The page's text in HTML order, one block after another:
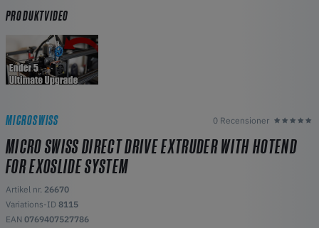
PRODUKTVIDEO
MICROSWISS 0 Recensioner
MICRO SWISS DIRECT DRIVE EXTRUDER WITH HOTEND
FOR EXOSLIDE SYSTEM
Artikel nr. 26670
Variations-ID 8115
EAN 0769407527786